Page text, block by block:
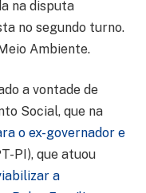
na disputa
no segundo turno.
Ambiente.
a vontade de
Social, que na
o ex-governador e
PI), que atuou
a